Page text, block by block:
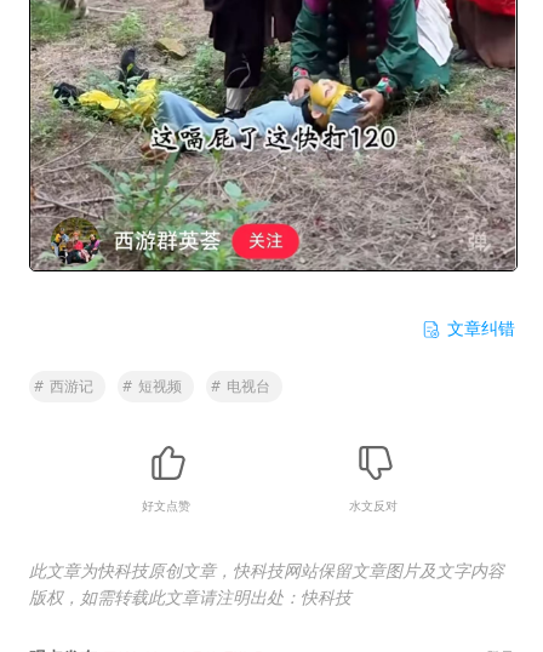
文章纠错
# 西游记 # 短视频 # 电视台
好文点赞 水文反对
此文章为快科技原创文章，快科技网站保留文章图片及文字内容
版权，如需转载此文章请注明出处：快科技